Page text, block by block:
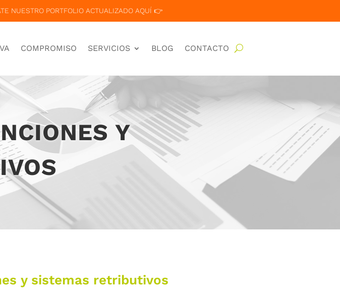
NUESTRO PORTFOLIO ACTUALIZADO AQUÍ 👉
COMPROMISO SERVICIOS BLOG CONTACTO
Y
y sistemas retributivos